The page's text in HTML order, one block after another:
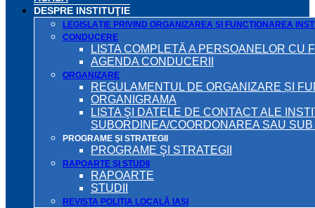
DESPRE INSTITUŢIE
LEGISLAŢIE PRIVIND ORGANIZAREA ŞI FUNCŢIONAREA
CONDUCERE
LISTA COMPLETĂ A PERSOANELOR CU
AGENDA CONDUCERII
ORGANIZARE
REGULAMENTUL DE ORGANIZARE ȘI
ORGANIGRAMA
LISTA ŞI DATELE DE CONTACT ALE
SUBORDINEA/COORDONAREA SAU
PROGRAME ŞI STRATEGII
PROGRAME ŞI STRATEGII
RAPOARTE ŞI STUDII
RAPOARTE
STUDII
REVISTA POLIȚIA LOCALĂ IAȘI